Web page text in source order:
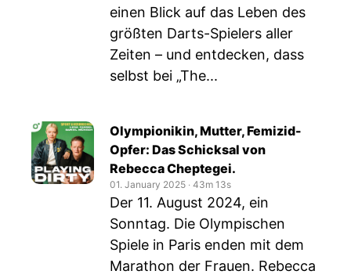
einen Blick auf das Leben des
größten Darts-Spielers aller
Zeiten – und entdecken, dass
selbst bei „The...
Olympionikin, Mutter, Femizid-
Opfer: Das Schicksal von
Rebecca Cheptegei.
01. January 2025 ‧ 43m 13s
Der 11. August 2024, ein
Sonntag. Die Olympischen
Spiele in Paris enden mit dem
Marathon der Frauen. Rebecca